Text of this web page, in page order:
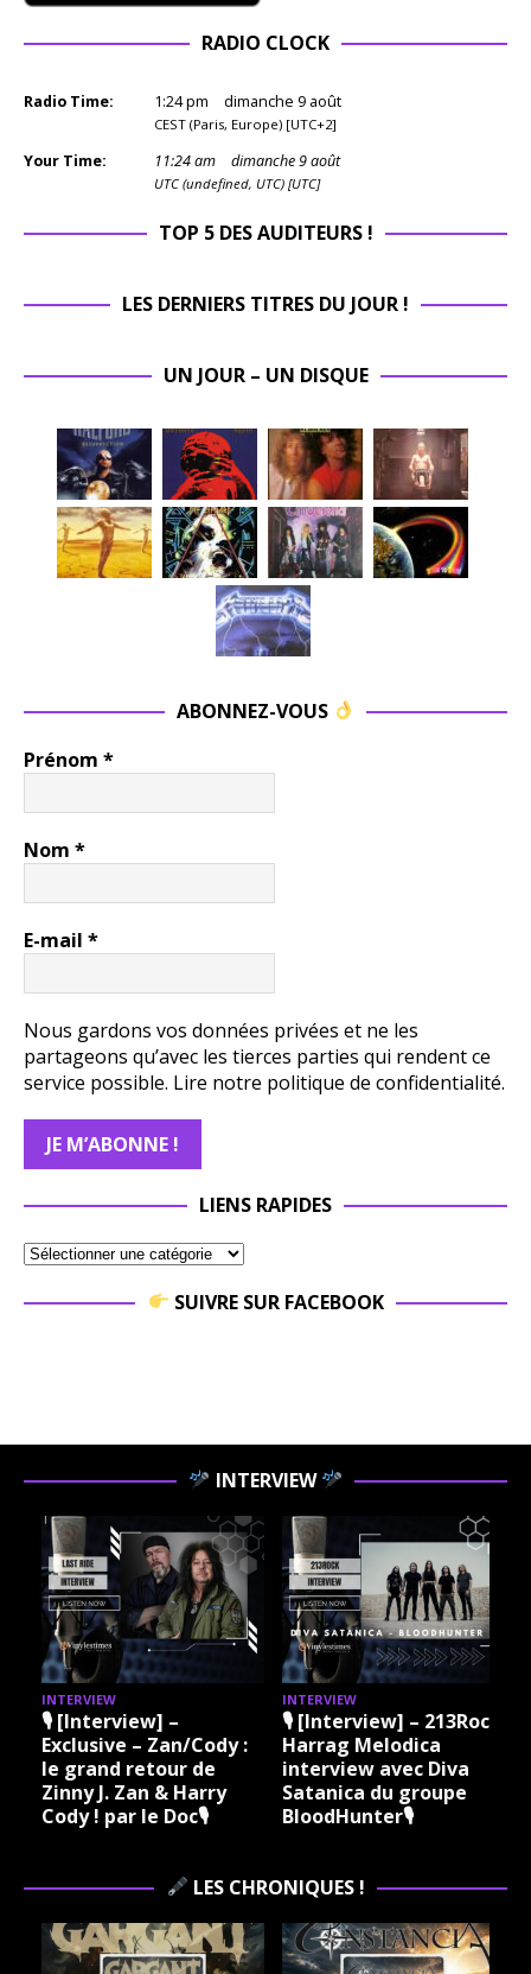
RADIO CLOCK
Radio Time: 1:24pm dimanche 9 août
CEST (Paris, Europe) [UTC+2]
Your Time: 11:24am dimanche 9 août
UTC (undefined, UTC) [UTC]
TOP 5 DES AUDITEURS !
LES DERNIERS TITRES DU JOUR !
UN JOUR – UN DISQUE
ABONNEZ-VOUS
Prénom *
Nom *
E-mail *
Nous gardons vos données privées et ne les
partageons qu’avec les tierces parties qui rendent ce
service possible. Lire notre politique de confidentialité.
LIENS RAPIDES
SUIVRE SUR FACEBOOK
INTERVIEW
INTERVIEW
🎙 [Interview] –
Exclusive – Zan/Cody :
le grand retour de
Zinny J. Zan & Harry
Cody ! par le Doc🎙
INTERVIEW
🎙 [Interview] – 213Rock
Harrag Melodica
interview avec Diva
Satanica du groupe
BloodHunter🎙
LES CHRONIQUES !